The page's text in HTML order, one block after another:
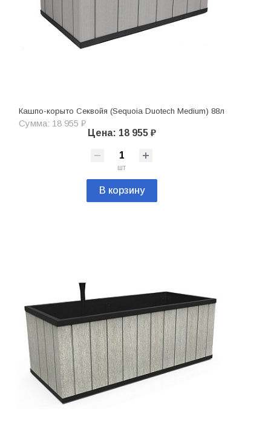
Кашпо-корыто Секвойя (Sequoia Duotech Medium) 88л
Сумма: 18 955 ₽
Цена: 18 955 ₽
шт
В корзину